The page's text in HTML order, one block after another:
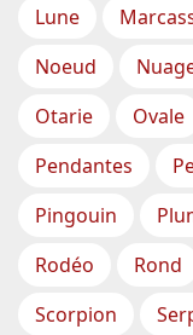
Lune
Noeud
Otarie
Ovale
Pendantes
Pingouin
Rodéo
Rond
Scorpion